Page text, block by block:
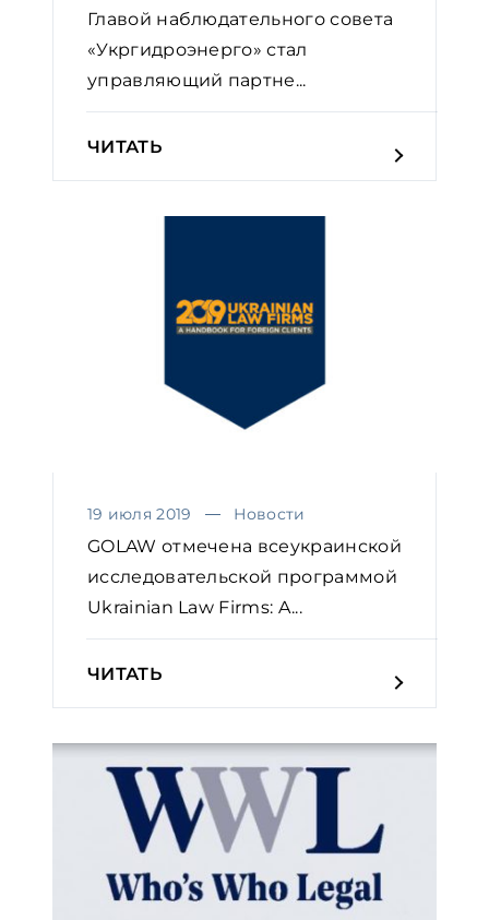
Главой наблюдательного совета
«Укргидроэнерго» стал
управляющий партне...
ЧИТАТЬ
19 июля 2019 Новости
GOLAW отмечена всеукраинской
исследовательской программой
Ukrainian Law Firms: A...
ЧИТАТЬ